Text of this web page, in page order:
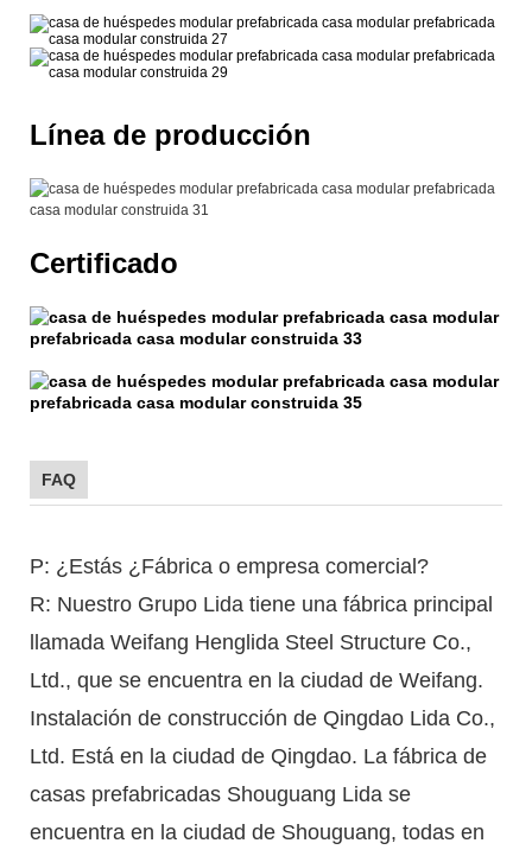
Línea de producción
Certificado
FAQ
P: ¿Estás ¿Fábrica o empresa comercial?
R: Nuestro Grupo Lida tiene una fábrica principal
llamada Weifang Henglida Steel Structure Co.,
Ltd., que se encuentra en la ciudad de Weifang.
Instalación de construcción de Qingdao Lida Co.,
Ltd. Está en la ciudad de Qingdao. La fábrica de
casas prefabricadas Shouguang Lida se
encuentra en la ciudad de Shouguang, todas en